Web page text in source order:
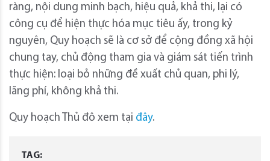
ràng, nội dung minh bạch, hiệu quả, khả thi, lại có
công cụ để hiện thực hóa mục tiêu ấy, trong kỷ
nguyên, Quy hoạch sẽ là cơ sở để cộng đồng xã hội
chung tay, chủ động tham gia và giám sát tiến trình
thực hiện: loại bỏ những đề xuất chủ quan, phi lý,
lãng phí, không khả thi.
Quy hoạch Thủ đô xem tại đây.
TAG: